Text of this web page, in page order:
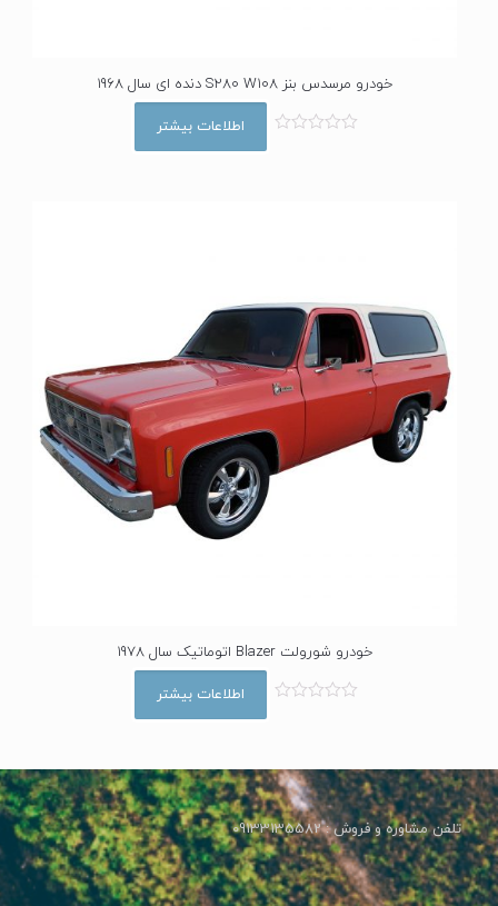
خودرو مرسدس بنز S280 W108 دنده ای سال 1968
اطلاعات بیشتر
خودرو شورولت Blazer اتوماتیک سال 1978
ا
ز
0
ا
ز
5
اطلاعات بیشتر
تلفن مشاوره و فروش : 09133135582